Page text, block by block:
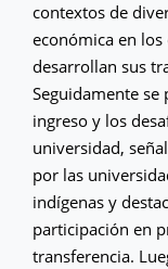
contextos de
económica en
desarrollan sus
Seguidamente se
ingreso y los
universidad,
por las
indígenas y
participación en
transferencia.